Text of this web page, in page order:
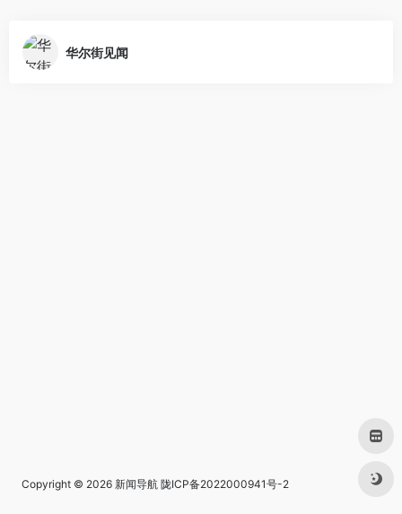
华尔街见闻
Copyright © 2026 新闻导航 陇ICP备2022000941号-2